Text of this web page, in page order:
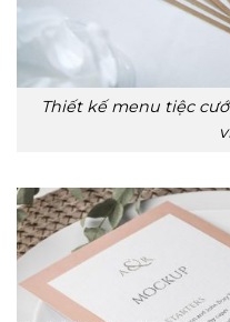
Thiết kế menu tiệc